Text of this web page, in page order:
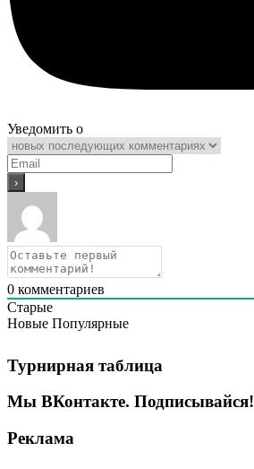
Уведомить о
0 комментариев
Старые
Новые Популярные
Турнирная таблица
Мы ВКонтакте. Подписывайся!
Реклама